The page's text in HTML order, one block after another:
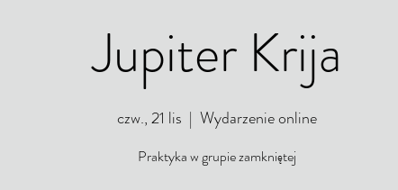
Jupiter Krija
czw., 21 lis
  |
Wydarzenie online
Praktyka w grupie zamkniętej